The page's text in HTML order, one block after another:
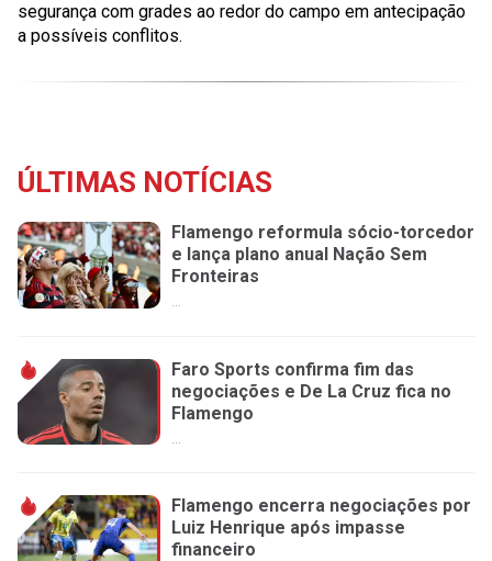
segurança com grades ao redor do campo em antecipação
a possíveis conflitos.
ÚLTIMAS NOTÍCIAS
Flamengo reformula sócio-torcedor
e lança plano anual Nação Sem
Fronteiras
...
Faro Sports confirma fim das
negociações e De La Cruz fica no
Flamengo
...
Flamengo encerra negociações por
Luiz Henrique após impasse
financeiro